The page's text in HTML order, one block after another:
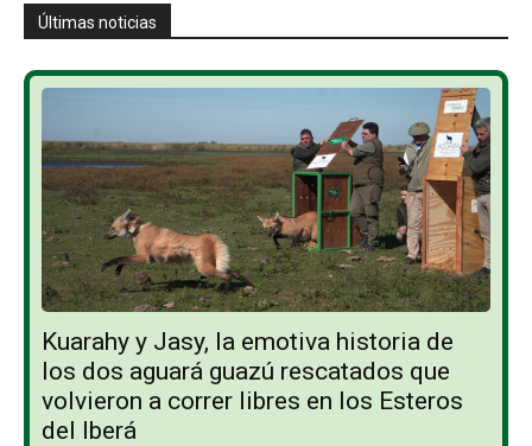
Últimas noticias
Kuarahy y Jasy, la emotiva historia de
los dos aguará guazú rescatados que
volvieron a correr libres en los Esteros
del Iberá